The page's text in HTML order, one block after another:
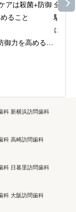
アは殺菌+防御
ること
御力を高める
の歯磨き
ってみてくださ
中です！！
全身
駅近
に取
科 新横浜訪問歯科
科 高崎訪問歯科
科 日暮里訪問歯科
科 大阪訪問歯科